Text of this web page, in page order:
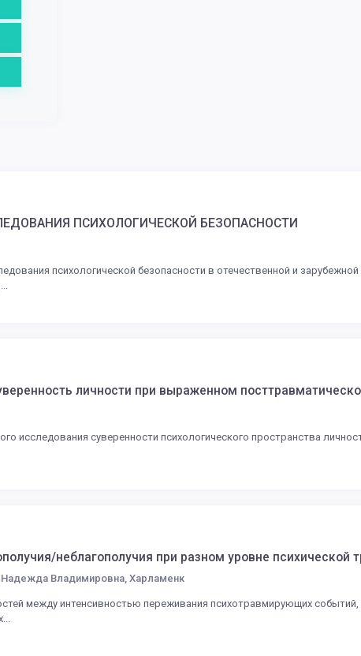
ПСИХОЛОГИЧЕСКОЙ БЕЗОПАСНОСТИ
психологической безопасности в отечественной и
личности при выраженном
исследования суверенности психологического пространства
неблагополучия при разном уровне психической
Владимировна, Харламенк
между интенсивностью переживания психотравмирующих